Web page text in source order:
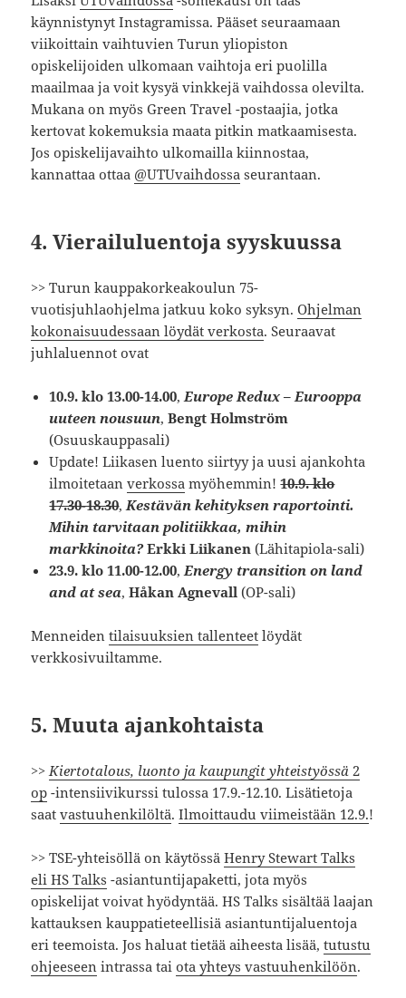
käynnistynyt Instagramissa. Pääset seuraamaan
viikoittain vaihtuvien Turun yliopiston
opiskelijoiden ulkomaan vaihtoja eri puolilla
maailmaa ja voit kysyä vinkkejä vaihdossa olevilta.
Mukana on myös Green Travel -postaajia, jotka
kertovat kokemuksia maata pitkin matkaamisesta.
Jos opiskelijavaihto ulkomailla kiinnostaa,
kannattaa ottaa @UTUvaihdossa seurantaan.
4. Vierailuluentoja syyskuussa
>> Turun kauppakorkeakoulun 75-
vuotisjuhlaohjelma jatkuu koko syksyn.Ohjelman
kokonaisuudessaan löydät verkosta. Seuraavat
juhlaluennot ovat
10.9. klo 13.00-14.00, Europe Redux – Eurooppa
uuteen nousuun,Bengt Holmström
(Osuuskauppasali)
Update! Liikasen luento siirtyy ja uusi ajankohta
ilmoitetaanverkossa myöhemmin!10.9. klo
17.30-18.30, Kestävän kehityksen raportointi.
Mihin tarvitaan politiikkaa, mihin
markkinoita? Erkki Liikanen (Lähitapiola-sali)
23.9. klo 11.00-12.00, Energy transition on land
and at sea,Håkan Agnevall (OP-sali)
Menneidentilaisuuksien tallenteet löydät
verkkosivuiltamme.
5. Muuta ajankohtaista
>> Kiertotalous, luonto ja kaupungit yhteistyössä 2
op -intensiivikurssi tulossa 17.9.-12.10. Lisätietoja
saatvastuuhenkilöltä.Ilmoittaudu viimeistään 12.9.!
>> TSE-yhteisöllä on käytössäHenry Stewart Talks
eli HS Talks -asiantuntijapaketti, jota myös
opiskelijat voivat hyödyntää. HS Talks sisältää laajan
kattauksen kauppatieteellisiä asiantuntijaluentoja
eri teemoista. Jos haluat tietää aiheesta lisää,tutustu
ohjeeseen intrassa taiota yhteys vastuuhenkilöön.